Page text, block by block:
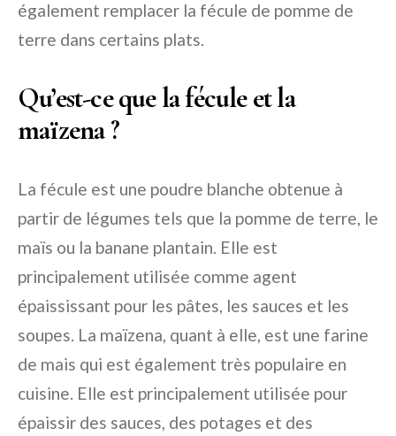
également remplacer la fécule de pomme de
terre dans certains plats.
Qu’est-ce que la fécule et la
maïzena ?
La fécule est une poudre blanche obtenue à
partir de légumes tels que la pomme de terre, le
maïs ou la banane plantain. Elle est
principalement utilisée comme agent
épaississant pour les pâtes, les sauces et les
soupes. La maïzena, quant à elle, est une farine
de mais qui est également très populaire en
cuisine. Elle est principalement utilisée pour
épaissir des sauces, des potages et des